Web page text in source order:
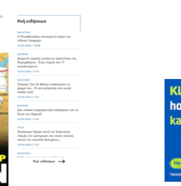
ve
yetkiler verme hazırlığı
Ege ve Doğu Akdeniz'de
ve Güney Kıbrıs'ta